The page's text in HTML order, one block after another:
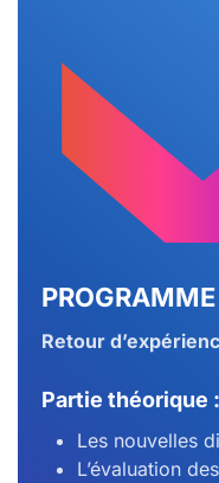
PROGRAMME
Retour
Partie théorique :
Les nouvelles
L’évaluation